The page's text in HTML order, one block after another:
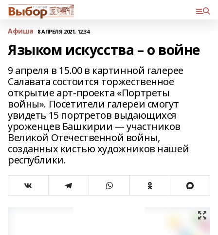
Афиша 8 АПРЕЛЯ 2021, 12:34
Языком искусства – о войне
9 апреля в 15.00 в картинной галерее
Салавата состоится торжественное
открытие арт-проекта «Портреты
войны». Посетители галереи смогут
увидеть 15 портретов выдающихся
уроженцев Башкирии — участников
Великой Отечественной войны,
созданных кистью художников нашей
республики.